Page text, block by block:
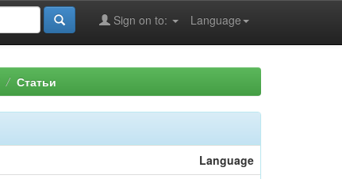
Language
Sign on to:
Статьи
Language